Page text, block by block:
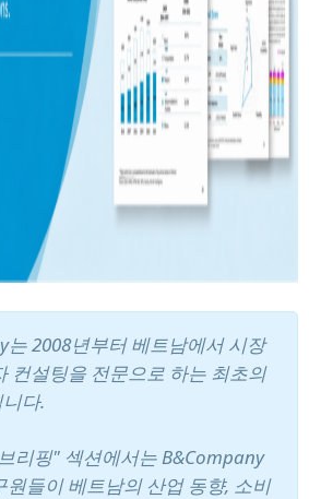
는 2008년부터 베트남에서 시장
컨설팅을 전문으로 하는 최초의
다.
리핑" 섹션에서는 B&Company
원들이 베트남의 산업 동향, 소비